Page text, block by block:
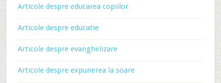
Articole despre educarea copiilor
Articole despre educatie
Articole despre evanghelizare
Articole despre expunerea la soare